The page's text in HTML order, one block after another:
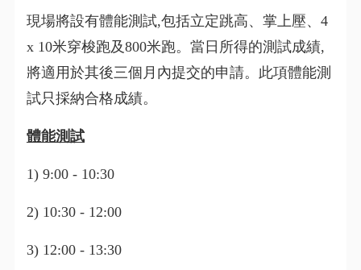
現場將設有體能測試,包括立定跳高、掌上壓、4
x 10米穿梭跑及800米跑。當日所得的測試成績,
將適用於其後三個月內提交的申請。此項體能測
試只採納合格成績。
體能測試
1) 9:00 - 10:30
2) 10:30 - 12:00
3) 12:00 - 13:30